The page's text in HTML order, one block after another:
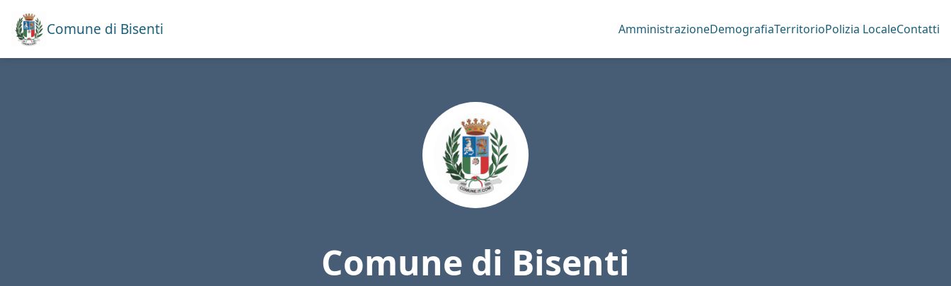
Comune di Bisenti AmministrazioneDemografiaTerritorioPolizia LocaleContatti
Comune di Bisenti